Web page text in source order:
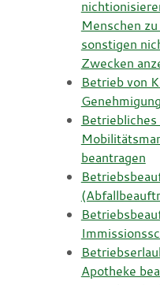
Menschen
sonstigen
Zwecken
Betrieb von
beantragen
Apotheke